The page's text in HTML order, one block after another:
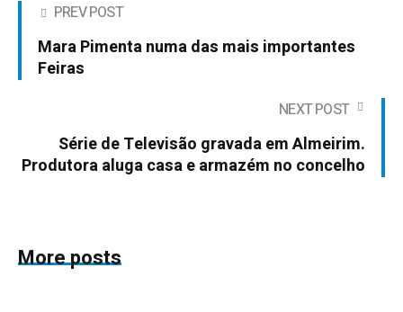
PREV POST
Mara Pimenta numa das mais importantes
Feiras
NEXT POST
Série de Televisão gravada em Almeirim.
Produtora aluga casa e armazém no concelho
More posts